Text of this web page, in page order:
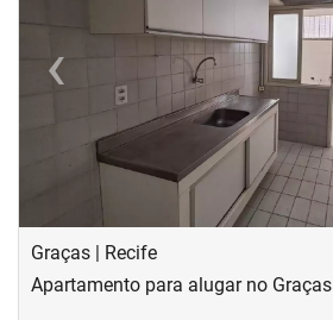
‹Previous
Graças | Recife
Apartamento para alugar no Graças